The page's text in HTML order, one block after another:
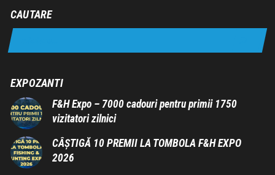
CAUTARE
EXPOZANTI
F&H Expo – 7000 cadouri pentru primii 1750
vizitatori zilnici
CÂȘTIGĂ 10 PREMII LA TOMBOLA F&H EXPO
2026